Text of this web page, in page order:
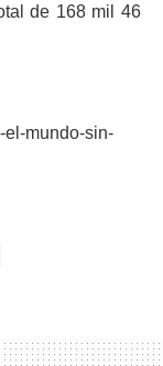
de 168 mil 46
el-mundo-sin-